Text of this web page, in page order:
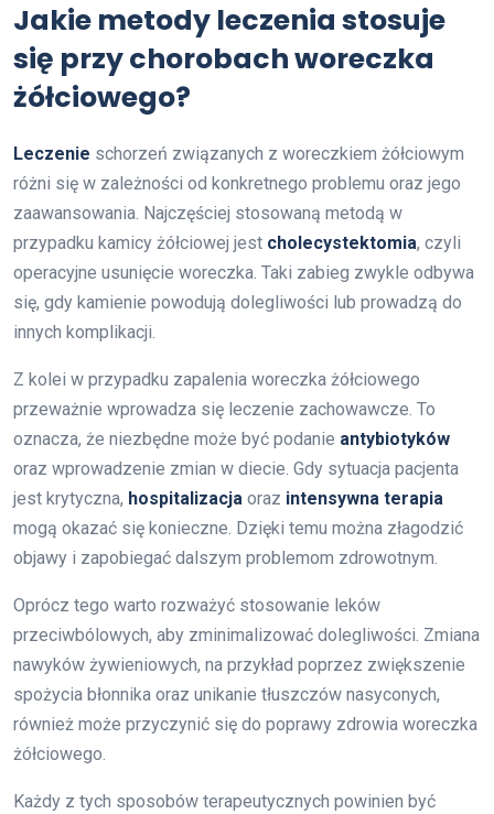
Jakie metody leczenia stosuje
się przy chorobach woreczka
żółciowego?
Leczenie schorzeń związanych z woreczkiem żółciowym
różni się w zależności od konkretnego problemu oraz jego
zaawansowania. Najczęściej stosowaną metodą w
przypadku kamicy żółciowej jest cholecystektomia, czyli
operacyjne usunięcie woreczka. Taki zabieg zwykle odbywa
się, gdy kamienie powodują dolegliwości lub prowadzą do
innych komplikacji.
Z kolei w przypadku zapalenia woreczka żółciowego
przeważnie wprowadza się leczenie zachowawcze. To
oznacza, że niezbędne może być podanie antybiotyków
oraz wprowadzenie zmian w diecie. Gdy sytuacja pacjenta
jest krytyczna, hospitalizacja oraz intensywna terapia
mogą okazać się konieczne. Dzięki temu można złagodzić
objawy i zapobiegać dalszym problemom zdrowotnym.
Oprócz tego warto rozważyć stosowanie leków
przeciwbólowych, aby zminimalizować dolegliwości. Zmiana
nawyków żywieniowych, na przykład poprzez zwiększenie
spożycia błonnika oraz unikanie tłuszczów nasyconych,
również może przyczynić się do poprawy zdrowia woreczka
żółciowego.
Każdy z tych sposobów terapeutycznych powinien być